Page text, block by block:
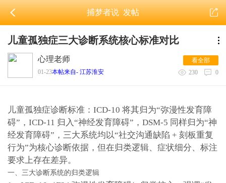
捕梦者说发帖
儿童孤独症三大诊断系统核心标准对比
心理老师
01-23本帖来自- 江苏淮安
看全部
230
0
儿童孤独症诊断标准：ICD-10 将其归为“弥漫性发育障
碍”，ICD-11 归入“神经发育障碍”，DSM-5 同样归为“神
经发育障碍”，三大系统均以“社交沟通缺陷 + 刻板重复
行为”为核心诊断依据，但在归类逻辑、症状细分、标注
要求上存在差异。
一、三大诊断系统的归类逻辑